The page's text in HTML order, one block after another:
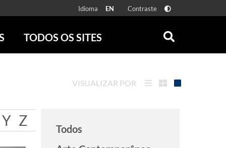
Idioma EN Contraste
TODOS OS SITES
DISCOGRAFIA BRASILEIRA
TESTEMUNHA OCULAR
VISUALIZAR POR
Y Z
Todos